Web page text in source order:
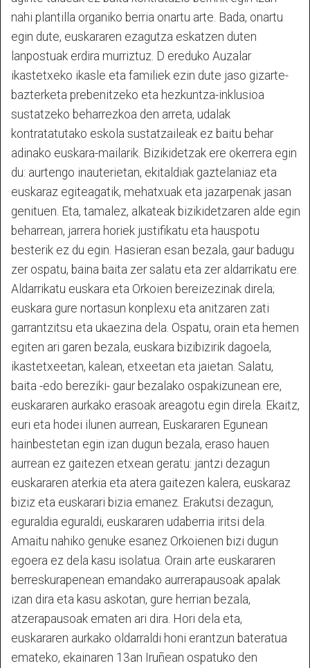
nahi plantilla organiko berria onartu arte. Bada, onartu
egin dute, euskararen ezagutza eskatzen duten
lanpostuak erdira murriztuz. D ereduko Auzalar
ikastetxeko ikasle eta familiek ezin dute jaso gizarte-
bazterketa prebenitzeko eta hezkuntza-inklusioa
sustatzeko beharrezkoa den arreta, udalak
kontratatutako eskola sustatzaileak ez baitu behar
adinako euskara-mailarik. Bizikidetzak ere okerrera egin
du: aurtengo inauterietan, ekitaldiak gaztelaniaz eta
euskaraz egiteagatik, mehatxuak eta jazarpenak jasan
genituen. Eta, tamalez, alkateak bizikidetzaren alde egin
beharrean, jarrera horiek justifikatu eta hauspotu
besterik ez du egin. Hasieran esan bezala, gaur badugu
zer ospatu, baina baita zer salatu eta zer aldarrikatu ere.
Aldarrikatu euskara eta Orkoien bereizezinak direla;
euskara gure nortasun konplexu eta anitzaren zati
garrantzitsu eta ukaezina dela. Ospatu, orain eta hemen
egiten ari garen bezala, euskara bizibizirik dagoela,
ikastetxeetan, kalean, etxeetan eta jaietan. Salatu,
baita -edo bereziki- gaur bezalako ospakizunean ere,
euskararen aurkako erasoak areagotu egin direla. Ekaitz,
euri eta hodei ilunen aurrean, Euskararen Egunean
hainbestetan egin izan dugun bezala, eraso hauen
aurrean ez gaitezen etxean geratu: jantzi dezagun
euskararen aterkia eta atera gaitezen kalera, euskaraz
biziz eta euskarari bizia emanez. Erakutsi dezagun,
eguraldia eguraldi, euskararen udaberria iritsi dela.
Amaitu nahiko genuke esanez Orkoienen bizi dugun
egoera ez dela kasu isolatua. Orain arte euskararen
berreskurapenean emandako aurrerapausoak apalak
izan dira eta kasu askotan, gure herrian bezala,
atzerapausoak ematen ari dira. Hori dela eta,
euskararen aurkako oldarraldi honi erantzun bateratua
emateko, ekainaren 13an Iruñean ospatuko den